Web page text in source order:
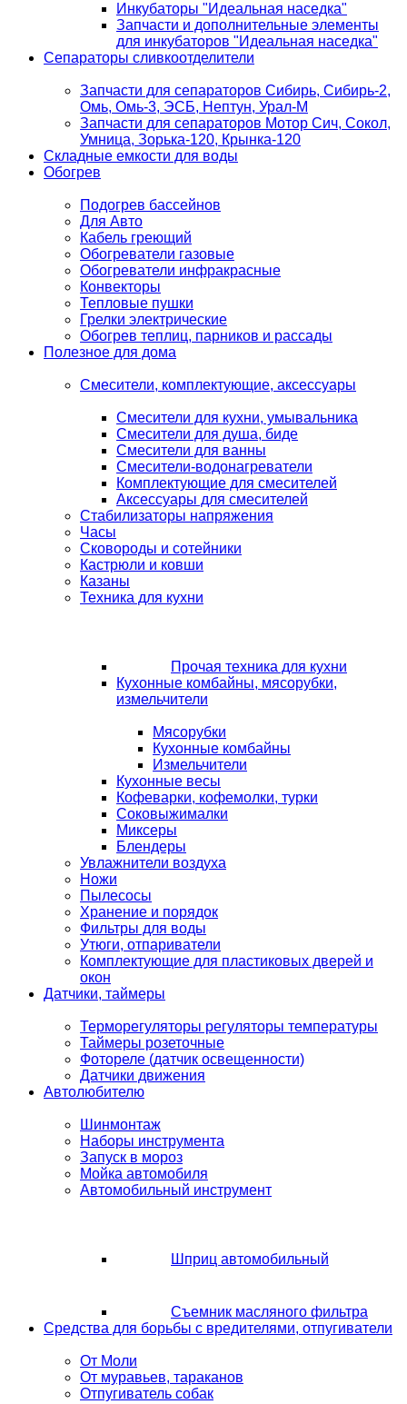
Инкубаторы "Идеальная наседка"
Запчасти и дополнительные элементы
для инкубаторов "Идеальная наседка"
Сепараторы сливкоотделители
Запчасти для сепараторов Сибирь, Сибирь-2,
Омь, Омь-3, ЭСБ, Нептун, Урал-М
Запчасти для сепараторов Мотор Сич, Сокол,
Умница, Зорька-120, Крынка-120
Складные емкости для воды
Обогрев
Подогрев бассейнов
Для Авто
Кабель греющий
Обогреватели газовые
Обогреватели инфракрасные
Конвекторы
Тепловые пушки
Грелки электрические
Обогрев теплиц, парников и рассады
Полезное для дома
Смесители, комплектующие, аксессуары
Смесители для кухни, умывальника
Смесители для душа, биде
Смесители для ванны
Смесители-водонагреватели
Комплектующие для смесителей
Аксессуары для смесителей
Стабилизаторы напряжения
Часы
Сковороды и сотейники
Кастрюли и ковши
Казаны
Техника для кухни
Прочая техника для кухни
Кухонные комбайны, мясорубки,
измельчители
Мясорубки
Кухонные комбайны
Измельчители
Кухонные весы
Кофеварки, кофемолки, турки
Соковыжималки
Миксеры
Блендеры
Увлажнители воздуха
Ножи
Пылесосы
Хранение и порядок
Фильтры для воды
Утюги, отпариватели
Комплектующие для пластиковых дверей и
окон
Датчики, таймеры
Терморегуляторы регуляторы температуры
Таймеры розеточные
Фотореле (датчик освещенности)
Датчики движения
Автолюбителю
Шинмонтаж
Наборы инструмента
Запуск в мороз
Мойка автомобиля
Автомобильный инструмент
Шприц автомобильный
Съемник масляного фильтра
Средства для борьбы с вредителями, отпугиватели
От Моли
От муравьев, тараканов
Отпугиватель собак